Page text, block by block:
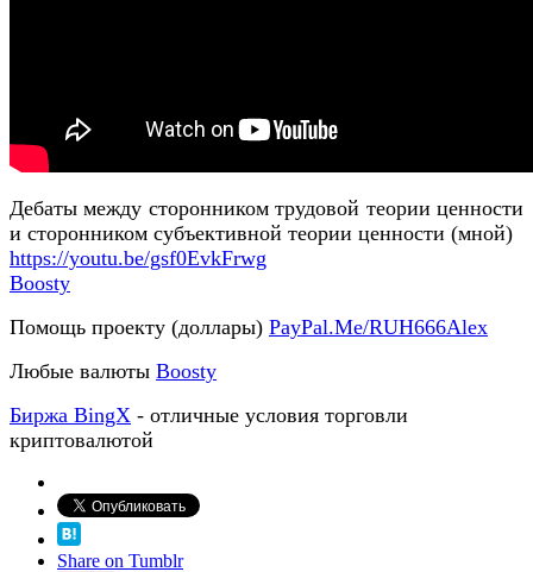
Дебаты между сторонником трудовой теории ценности
и сторонником субъективной теории ценности (мной)
https://youtu.be/gsf0EvkFrwg
Boosty
Помощь проекту (доллары) PayPal.Me/RUH666Alex
Любые валюты Boosty
Биржа BingX - отличные условия торговли
криптовалютой
Share on Tumblr